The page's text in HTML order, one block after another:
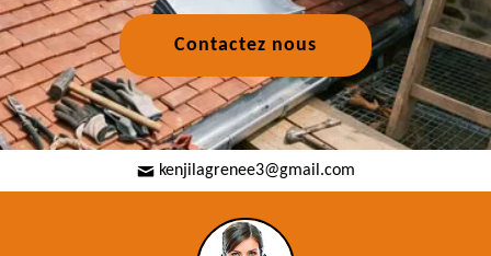
Contactez nous
kenjilagrenee3@gmail.com